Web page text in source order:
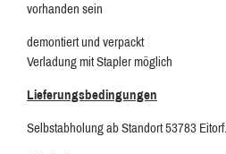
vorhanden sein
demontiert und verpackt
Verladung mit Stapler möglich
Lieferungsbedingungen
Selbstabholung ab Standort 53783 Eitorf.